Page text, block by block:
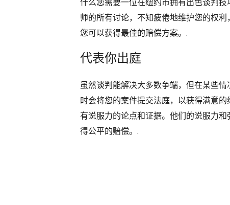
师的所有讨论，不知疲倦地维护您的权
您可以获得最佳的赔偿方案。.
代表你出庭
虽然谈判能解决大多数争端，但在某些
时会将您的案件提交法庭，以获得满意
有说服力的论点和证据。他们的说服力
得公平的赔偿。.